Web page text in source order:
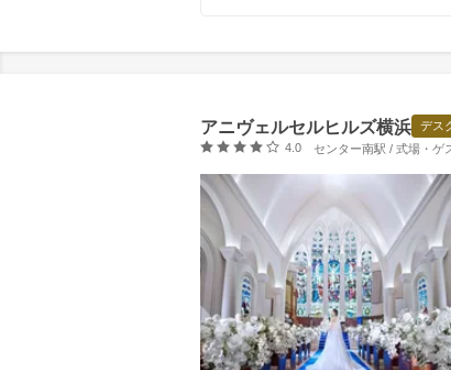
アニヴェルセルヒルズ横浜
デス
口コミ評価
4.0 センター南駅 / 式場・ゲ